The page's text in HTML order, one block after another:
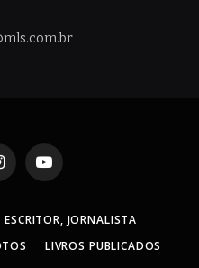
YouTube
JORNALISTA
LIVROS PUBLICADOS